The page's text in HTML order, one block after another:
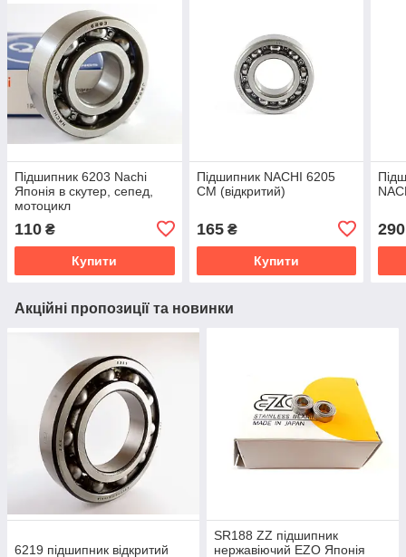
Підшипник 6203 Nachi
Японія в скутер, сепед,
мотоцикл
110 ₴
Купити
Підшипник NACHI 6205
CM (відкритий)
165₴
Купити
290
Акційні пропозиції та новинки
6219 підшипник відкритий
SR188 ZZ підшипник
нержавіючий EZO Японія